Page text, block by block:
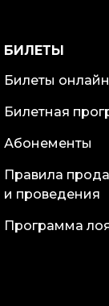
БИЛЕТЫ
Билеты онлайн
Билетная
Абонементы
Правила
и проведения
Программа